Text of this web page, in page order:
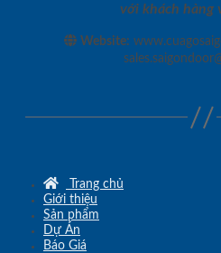
với khách hàng
Website:
Trang chủ
Giới thiệu
Sản phẩm
Dự Án
Báo Giá